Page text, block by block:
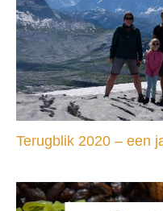
Terugblik 2020 – een